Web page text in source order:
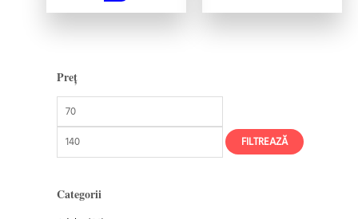
Preț
P
r
m
n
r
ț
m
FILTREAZĂ
Categorii